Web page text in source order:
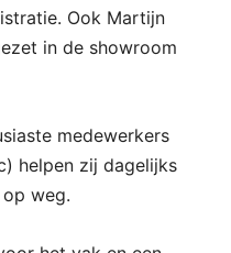
Ook Martijn
in de showroom
medewerkers
helpen zij dagelijks
weg.